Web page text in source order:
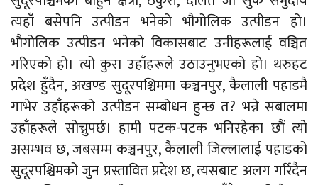
त्यहाँ बसेपनि उत्पीडन भनेको भौगोलिक उत्पीडन हो।
भौगोलिक उत्पीडन भनेको विकासबाट उनीहरूलाई वञ्चित
गरिएको हो। त्यो कुरा उहाँहरूले उठाउनुभएको हो। थरुहट
प्रदेश हुँदैन, अखण्ड सुदूरपश्चिममा कञ्चनपुर, कैलाली पहाडमै
गाभेर उहाँहरूको उत्पीडन सम्बोधन हुन्छ त? भन्ने सबालमा
उहाँहरूले सोच्नुपर्छ। हामी पटक-पटक भनिरहेका छौं त्यो
असम्भव छ, जबसम्म कञ्चनपुर, कैलाली जिल्लालाई पहाडको
सुदूरपश्चिमको जुन प्रस्तावित प्रदेश छ, त्यसबाट अलग गरिँदैन